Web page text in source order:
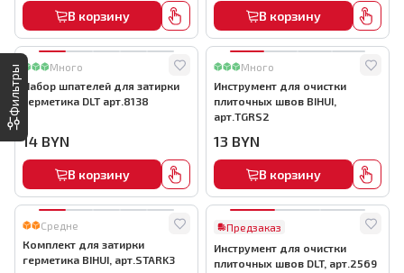
Фильтры
В корзину В корзину
Много
Набор шпателей для затирки
герметика DLT арт.8138
14 BYN
В корзину
Много
Инструмент для очистки
плиточных швов BIHUI,
арт.TGRS2
13 BYN
В корзину
Средне
Комплект для затирки
герметика BIHUI, арт.STARK3
Предзаказ
Инструмент для очистки
плиточных швов DLT, арт.2569